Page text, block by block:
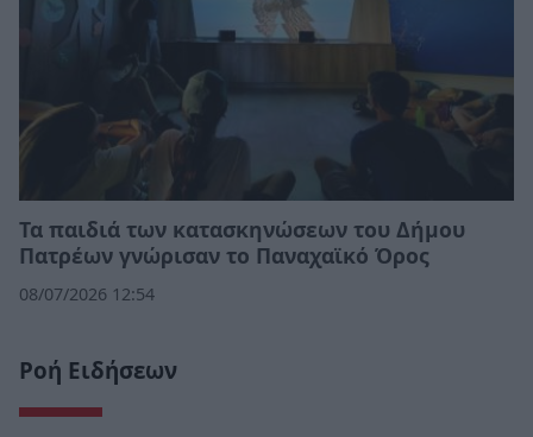
Τα παιδιά των κατασκηνώσεων του Δήμου
Πατρέων γνώρισαν το Παναχαϊκό Όρος
08/07/2026 12:54
Ροή Ειδήσεων